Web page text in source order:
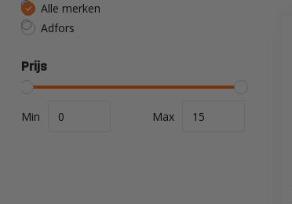
Alle merken
Adfors
Prijs
Min Max